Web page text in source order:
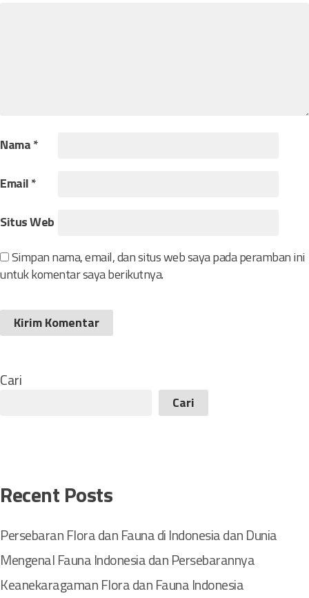
Nama*
Email*
Situs Web
Simpan nama, email, dan situs web saya pada peramban ini
untuk komentar saya berikutnya.
Cari
Cari
Recent Posts
Persebaran Flora dan Fauna di Indonesia dan Dunia
Mengenal Fauna Indonesia dan Persebarannya
Keanekaragaman Flora dan Fauna Indonesia